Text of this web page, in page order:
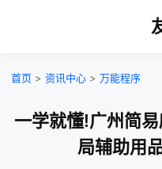
首页 > 资讯中心 > 万能程序
一学就懂!广州简
局辅助用